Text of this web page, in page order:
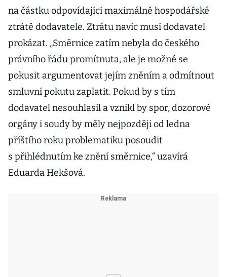
na částku odpovídající maximálně hospodářské
ztrátě dodavatele. Ztrátu navíc musí dodavatel
prokázat. „Směrnice zatím nebyla do českého
právního řádu promítnuta, ale je možné se
pokusit argumentovat jejím zněním a odmítnout
smluvní pokutu zaplatit. Pokud by s tím
dodavatel nesouhlasil a vznikl by spor, dozorové
orgány i soudy by měly nejpozději od ledna
příštího roku problematiku posoudit
s přihlédnutím ke znění směrnice,“ uzavírá
Eduarda Hekšová.